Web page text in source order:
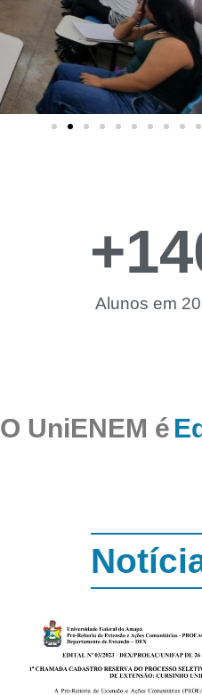
Alunos em
+
O UniENEM é